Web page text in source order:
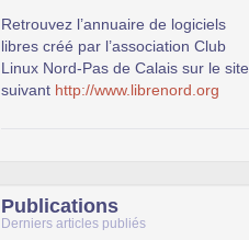
Retrouvez l’annuaire de logiciels
libres créé par l’association Club
Linux Nord-Pas de Calais sur le site
suivant http://www.librenord.org
Publications
Derniers articles publiés